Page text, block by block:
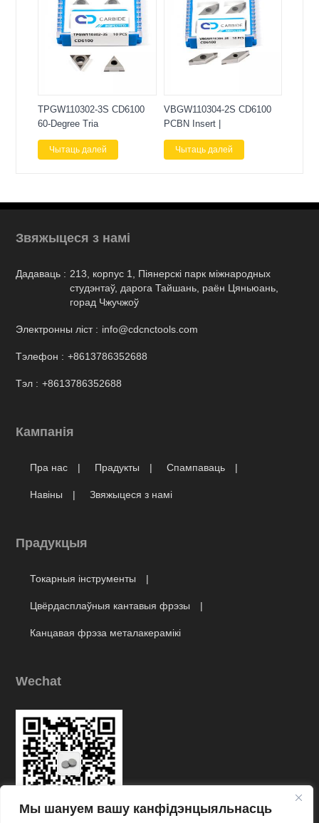
TPGW110302-3S CD6100
60-Degree Tria
Чытаць далей
VBGW110304-2S CD6100
PCBN Insert |
Чытаць далей
Звяжыцеся з намі
Дадаваць : 213, корпус 1, Піянерскі парк міжнародных
студэнтаў, дарога Тайшань, раён Цяньюань,
горад Чжучжоў
Электронны ліст : info@cdcnctools.com
Тэлефон : +8613786352688
Тэл : +8613786352688
Кампанія
Пра нас Прадукты Спампаваць
Навіны Звяжыцеся з намі
Прадукцыя
Токарныя інструменты
Цвёрдасплаўныя кантавыя фрэзы
Канцавая фрэза металакерамікі
Wechat
Мы шануем вашу канфідэнцыяльнасць